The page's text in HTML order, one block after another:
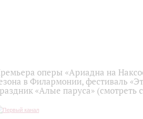
оперы «Ариадна на
в Филармонии, фестиваль
«Алые паруса» (смотреть